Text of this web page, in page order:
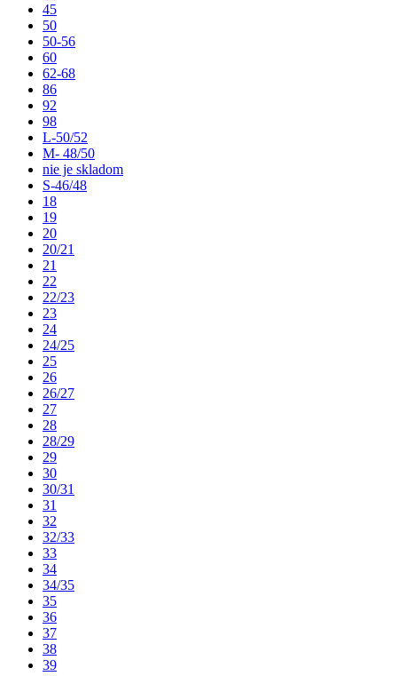
45
50
50-56
60
62-68
86
92
98
L-50/52
M- 48/50
nie je skladom
S-46/48
18
19
20
20/21
21
22
22/23
23
24
24/25
25
26
26/27
27
28
28/29
29
30
30/31
31
32
32/33
33
34
34/35
35
36
37
38
39